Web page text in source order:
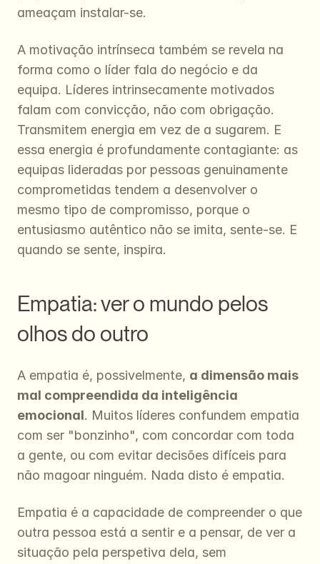
ameaçam instalar-se.
A motivação intrínseca também se revela na
forma como o líder fala do negócio e da
equipa. Líderes intrinsecamente motivados
falam com convicção, não com obrigação.
Transmitem energia em vez de a sugarem. E
essa energia é profundamente contagiante: as
equipas lideradas por pessoas genuinamente
comprometidas tendem a desenvolver o
mesmo tipo de compromisso, porque o
entusiasmo autêntico não se imita, sente-se. E
quando se sente, inspira.
Empatia: ver o mundo pelos
olhos do outro
A empatia é, possivelmente, a dimensão mais
mal compreendida da inteligência
emocional. Muitos líderes confundem empatia
com ser "bonzinho", com concordar com toda
a gente, ou com evitar decisões difíceis para
não magoar ninguém. Nada disto é empatia.
Empatia é a capacidade de compreender o que
outra pessoa está a sentir e a pensar, de ver a
situação pela perspetiva dela, sem